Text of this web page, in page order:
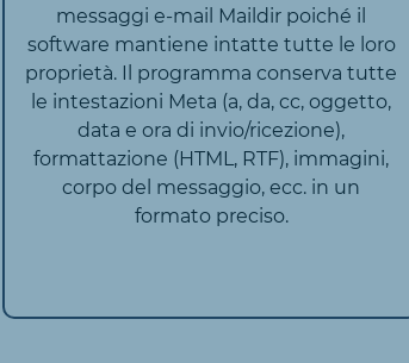
messaggi e-mail Maildir poiché il
software mantiene intatte tutte le loro
proprietà. Il programma conserva tutte
le intestazioni Meta (a, da, cc, oggetto,
data e ora di invio/ricezione),
formattazione (HTML, RTF), immagini,
corpo del messaggio, ecc. in un
formato preciso.